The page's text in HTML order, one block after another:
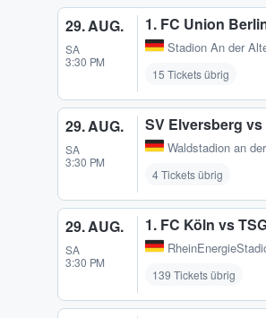
29. AUG.
SA
3:30 PM
1. FC Union
Stadion An der
15 Tickets übrig
29. AUG.
SA
3:30 PM
SV Elversberg
Waldstadion an
4 Tickets übrig
29. AUG.
SA
3:30 PM
1. FC Köln vs
139 Tickets übrig